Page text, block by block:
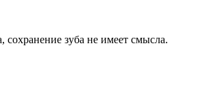
сохранение зуба не имеет смысла.